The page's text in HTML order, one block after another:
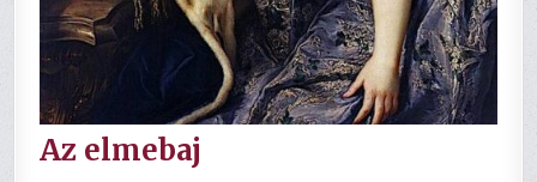
Az elmebaj